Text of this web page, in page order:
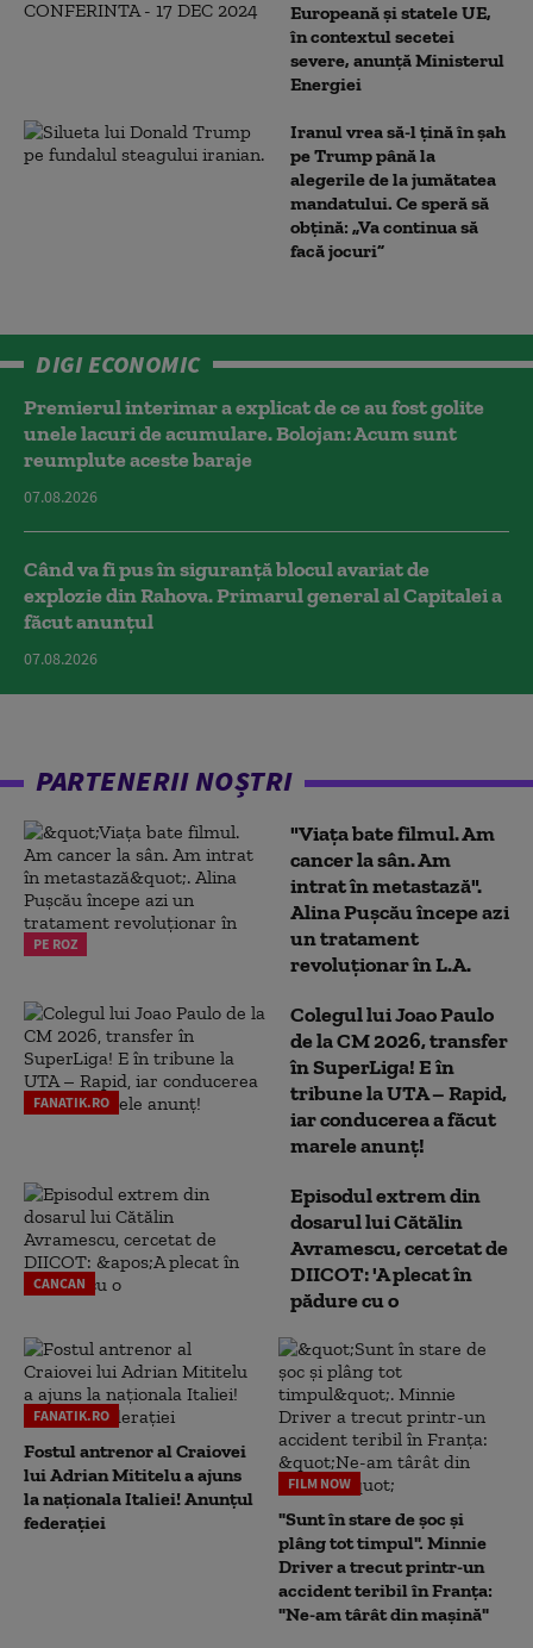
Europeană și statele UE,
în contextul secetei
severe, anunță Ministerul
Energiei
Iranul vrea să-l țină în șah
pe Trump până la
alegerile de la jumătatea
mandatului. Ce speră să
obțină: „Va continua să
facă jocuri”
DIGI ECONOMIC
Premierul interimar a explicat de ce au fost golite
unele lacuri de acumulare. Bolojan: Acum sunt
reumplute aceste baraje
07.08.2026
Când va fi pus în siguranță blocul avariat de
explozie din Rahova. Primarul general al Capitalei a
făcut anunțul
07.08.2026
PARTENERII NOȘTRI
PE ROZ
"Viața bate filmul. Am
cancer la sân. Am
intrat în metastază".
Alina Pușcău începe azi
un tratament
revoluționar în L.A.
FANATIK.RO
Colegul lui Joao Paulo
de la CM 2026, transfer
în SuperLiga! E în
tribune la UTA – Rapid,
iar conducerea a făcut
marele anunț!
CANCAN
Episodul extrem din
dosarul lui Cătălin
Avramescu, cercetat de
DIICOT: 'A plecat în
pădure cu o
FANATIK.RO
Fostul antrenor al Craiovei
lui Adrian Mititelu a ajuns
la naționala Italiei! Anunțul
federației
FILM NOW
"Sunt în stare de șoc și
plâng tot timpul". Minnie
Driver a trecut printr-un
accident teribil în Franța:
"Ne-am târât din mașină"